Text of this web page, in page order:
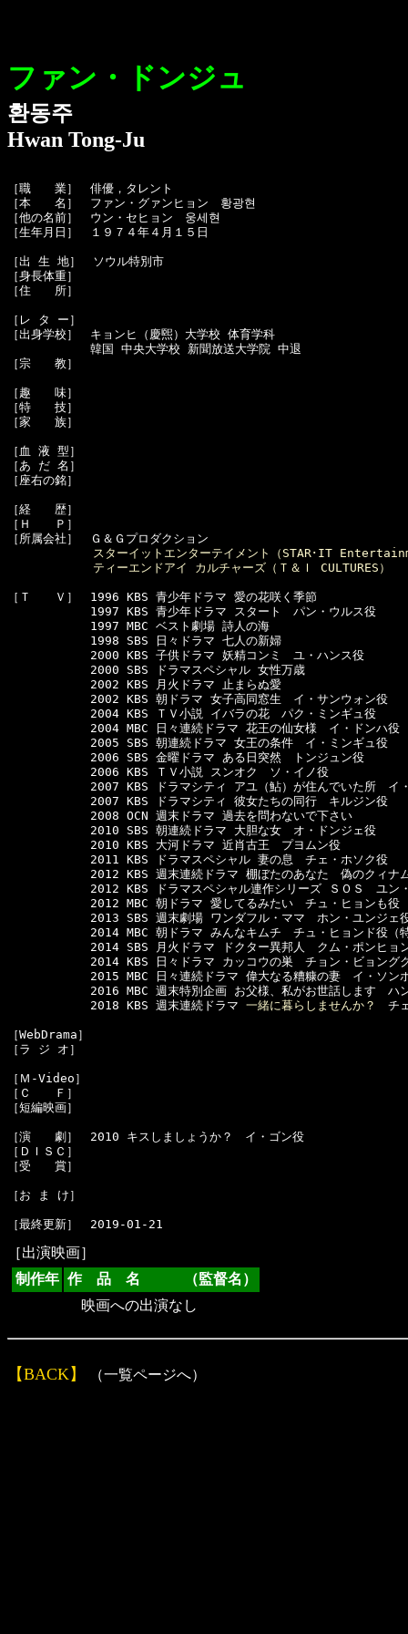
ファン・ドンジュ
환동주
Hwan Tong-Ju
［職　　業］　俳優，タレント
［本　　名］　ファン・グァンヒョン　황광현
［他の名前］　ウン・セヒョン　웅세현
［生年月日］　１９７４年４月１５日
［出 生 地］　ソウル特別市
［身長体重］
［住　　所］
［レ タ ー］
［出身学校］　キョンヒ（慶煕）大学校 体育学科
韓国 中央大学校 新聞放送大学院 中退
［宗　　教］
［趣　　味］
［特　　技］
［家　　族］
［血 液 型］
［あ だ 名］
［座右の銘］
［経　　歴］
［Ｈ　　Ｐ］
［所属会社］　Ｇ＆Ｇプロダクション
スターイットエンターテイメント（STAR･IT
ティーエンドアイ カルチャーズ（Ｔ＆Ｉ CULTURES）
［Ｔ　　Ｖ］　1996 KBS 青少年ドラマ 愛の花咲く季節
1997 KBS 青少年ドラマ スタート　パン・ウルス役
1997 MBC ベスト劇場 詩人の海
1998 SBS 日々ドラマ 七人の新婦
2000 KBS 子供ドラマ 妖精コンミ　ユ・ハンス役
2000 SBS ドラマスペシャル 女性万歳
2002 KBS 月火ドラマ 止まらぬ愛
2002 KBS 朝ドラマ 女子高同窓生　イ・サンウォン役
2004 KBS ＴＶ小説 イバラの花　パク・ミンギュ役
2004 MBC 日々連続ドラマ 花王の仙女様　イ・ドンハ役
2005 SBS 朝連続ドラマ 女王の条件　イ・ミンギュ役
2006 SBS 金曜ドラマ ある日突然　トンジュン役
2006 KBS ＴＶ小説 スンオク　ソ・イノ役
2007 KBS ドラマシティ アユ（鮎）が住んでいた所　イ・
2007 KBS ドラマシティ 彼女たちの同行　キルジン役
2008 OCN 週末ドラマ 過去を問わないで下さい
2010 SBS 朝連続ドラマ 大胆な女　オ・ドンジェ役
2010 KBS 大河ドラマ 近肖古王　プヨムン役
2011 KBS ドラマスペシャル 妻の息　チェ・ホソク役
2012 KBS 週末連続ドラマ 棚ぼたのあなた　偽のクィナム
2012 KBS ドラマスペシャル連作シリーズ ＳＯＳ　ユン・
2012 MBC 朝ドラマ 愛してるみたい　チュ・ヒョンも役
2013 SBS 週末劇場 ワンダフル・ママ　ホン・ユンジェ
2014 MBC 朝ドラマ みんなキムチ　チュ・ヒョンド役（特
2014 SBS 月火ドラマ ドクター異邦人　クム・ポンヒョ
2014 KBS 日々ドラマ カッコウの巣　チョン・ビョング
2015 MBC 日々連続ドラマ 偉大なる糟糠の妻　イ・ソン
2016 MBC 週末特別企画 お父様、私がお世話します　ハン
2018 KBS 週末連続ドラマ 一緒に暮らしませんか？ チ
［WebDrama］
［ラ ジ オ］
［Ｍ-Video］
［Ｃ　　Ｆ］
［短編映画］
［演　　劇］　2010 キスしましょうか？　イ・ゴン役
［ＤＩＳＣ］
［受　　賞］
［お ま け］
［出演映画］
制作年 作 品 名 （監督名）
映画への出演なし
【BACK】 （一覧ページへ）